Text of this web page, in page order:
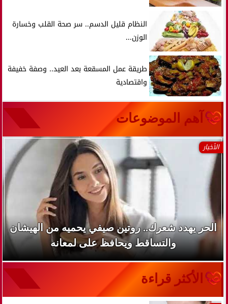
النظام قليل الدسم.. سر صحة القلب وخسارة
الوزن...
طريقة عمل المسقعة بعد العيد.. وصفة خفيفة
واقتصادية
آهم الموضوعات
الأخبار
الحر يهدد شعرك.. روتين صيفي يحميه من الهيشان
والتساقط ويحافظ على لمعانه
الأكثر قراءة